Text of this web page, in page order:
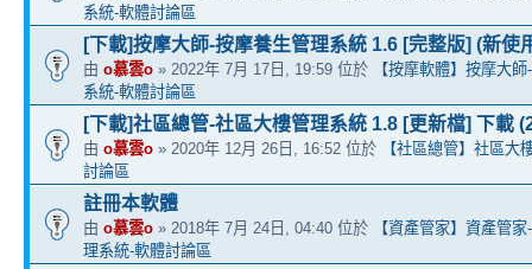
系統-軟體討論區
[下載]按摩大師-按摩養生管理系統 1.6 [完整版] (新使
由 o慕雲o » 2022年 7月 17日, 19:59 位於
【按摩軟體】按摩大
系統-軟體討論區
[下載]社區總管-社區大樓管理系統 1.8 [更新檔] 下載
由 o慕雲o » 2020年 12月 26日, 16:52 位於
【社區總管】社區大
討論區
註冊本軟體
由 o慕雲o » 2018年 7月 24日, 04:40 位於
【資產管家】資產管
理系統-軟體討論區